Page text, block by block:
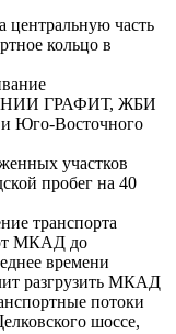
центральную часть
кольцо в
НИИ ГРАФИТ, ЖБИ
и Юго-Восточного
участков
пробег на 40
транспорта
от МКАД до
времени
разгрузить МКАД
потоки
шоссе,